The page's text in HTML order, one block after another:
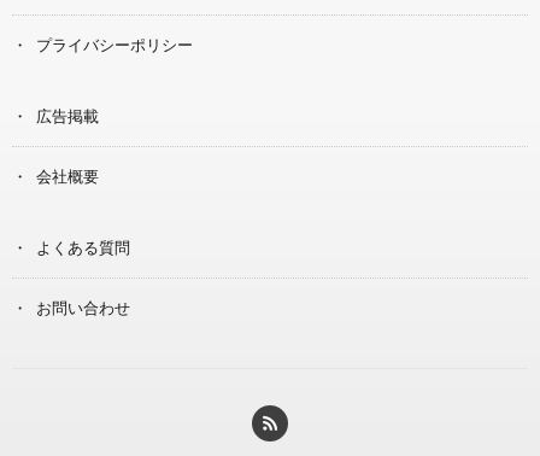
プライバシーポリシー
広告掲載
会社概要
よくある質問
お問い合わせ